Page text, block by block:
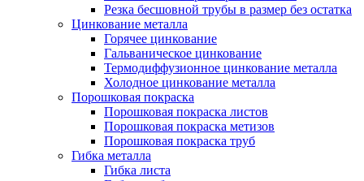
Резка бесшовной трубы в размер без остатка
Цинкование металла
Горячее цинкование
Гальваническое цинкование
Термодиффузионное цинкование металла
Холодное цинкование металла
Порошковая покраска
Порошковая покраска листов
Порошковая покраска метизов
Порошковая покраска труб
Гибка металла
Гибка листа